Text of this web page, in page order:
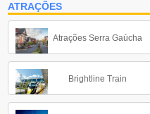
ATRAÇÕES
Atrações Serra Gaúcha
Brightline Train